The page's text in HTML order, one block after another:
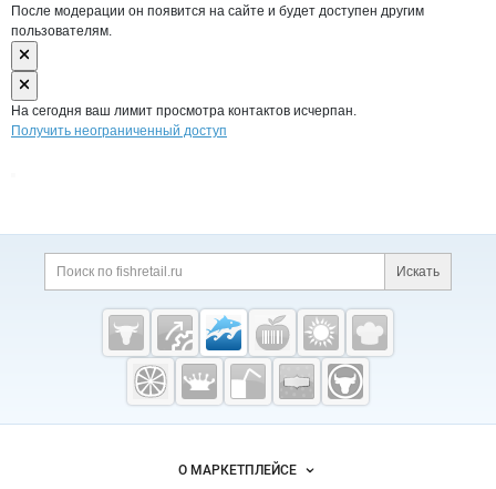
После модерации он появится на сайте и будет доступен другим
пользователям.
На сегодня ваш лимит просмотра контактов исчерпан.
Получить неограниченный доступ
Дополнительная информация
Поиск по сайту и
Искать
Cсылки на полезные проекты
Fishretail.ru —
рыба,
морепродукты
Важные разделы и контакты
Навигация по сайтуО МАРКЕТПЛЕЙСЕ